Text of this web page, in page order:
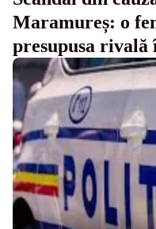
Maramureș: o
presupusa